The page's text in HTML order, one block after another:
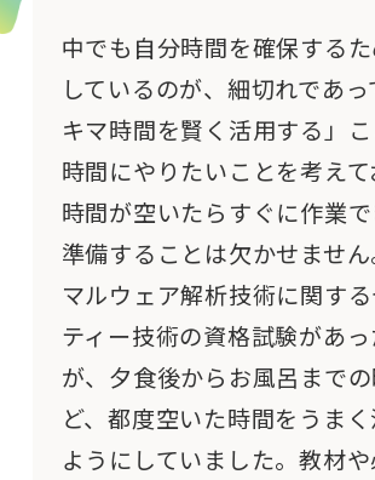
中でも自分時間を確保する
しているのが、細切れであ
キマ時間を賢く活用する」
時間にやりたいことを考えて
時間が空いたらすぐに作業
準備することは欠かせませ
マルウェア解析技術に関する
ティー技術の資格試験があ
が、夕食後からお風呂まで
ど、都度空いた時間をうま
ようにしていました。教材